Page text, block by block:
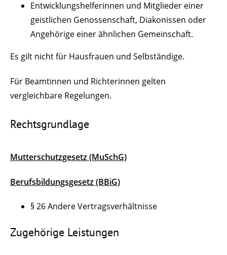
Entwicklungshelferinnen und Mitglieder einer
geistlichen Genossenschaft, Diakonissen oder
Angehörige einer ähnlichen Gemeinschaft.
Es gilt nicht für Hausfrauen und Selbständige.
Für Beamtinnen und Richterinnen gelten
vergleichbare Regelungen.
Rechtsgrundlage
Mutterschutzgesetz (MuSchG)
Berufsbildungsgesetz (BBiG)
§ 26 Andere Vertragsverhältnisse
Zugehörige Leistungen